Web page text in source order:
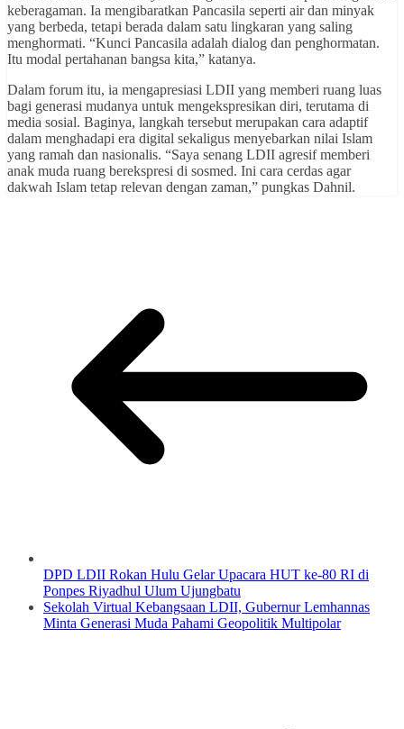
keberagaman. Ia mengibaratkan Pancasila seperti air dan minyak
yang berbeda, tetapi berada dalam satu lingkaran yang saling
menghormati. “Kunci Pancasila adalah dialog dan penghormatan.
Itu modal pertahanan bangsa kita,” katanya.
Dalam forum itu, ia mengapresiasi LDII yang memberi ruang luas
bagi generasi mudanya untuk mengekspresikan diri, terutama di
media sosial. Baginya, langkah tersebut merupakan cara adaptif
dalam menghadapi era digital sekaligus menyebarkan nilai Islam
yang ramah dan nasionalis. “Saya senang LDII agresif memberi
anak muda ruang berekspresi di sosmed. Ini cara cerdas agar
dakwah Islam tetap relevan dengan zaman,” pungkas Dahnil.
DPD LDII Rokan Hulu Gelar Upacara HUT ke-80 RI di
Ponpes Riyadhul Ulum Ujungbatu
Sekolah Virtual Kebangsaan LDII, Gubernur Lemhannas
Minta Generasi Muda Pahami Geopolitik Multipolar